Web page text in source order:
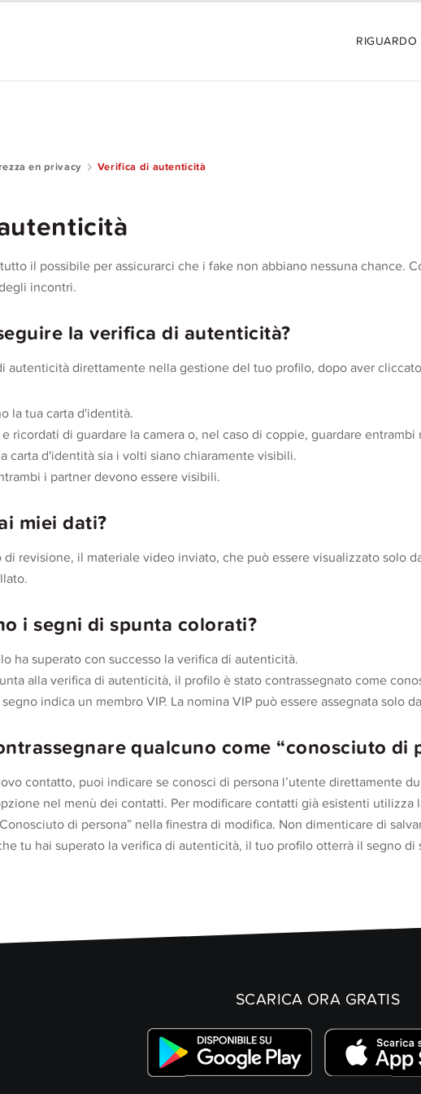
RIGUARDO
en privacy Verifica di autenticità
il possibile per assicurarci che i fake non abbiano nessuna chance.
incontri.
la verifica di autenticità?
autenticità direttamente nella gestione del tuo profilo, dopo aver
la tua carta d'identità.
ricordati di guardare la camera o, nel caso di coppie, guardare
carta d'identità sia i volti siano chiaramente visibili.
i partner devono essere visibili.
miei dati?
revisione, il materiale video inviato, che può essere visualizzato solo
i segni di spunta colorati?
ha superato con successo la verifica di autenticità.
alla verifica di autenticità, il profilo è stato contrassegnato come
indica un membro VIP. La nomina VIP può essere assegnata solo
qualcuno come “conosciuto di
contatto, puoi indicare se conosci di persona l’utente direttamente
nel menù dei contatti. Per modificare contatti già esistenti
di persona” nella finestra di modifica. Non dimenticare di
tu hai superato la verifica di autenticità, il tuo profilo otterrà il segno di
SCARICA ORA GRATIS